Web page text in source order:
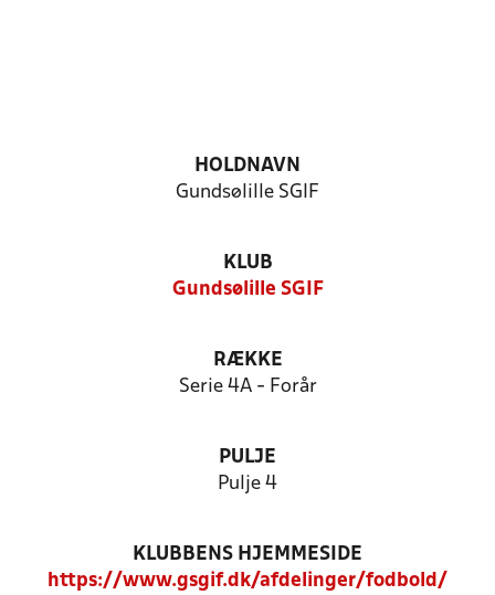
HOLDNAVN
Gundsølille SGIF
KLUB
Gundsølille SGIF
RÆKKE
Serie 4A - Forår
PULJE
Pulje 4
KLUBBENS HJEMMESIDE
https://www.gsgif.dk/afdelinger/fodbold/